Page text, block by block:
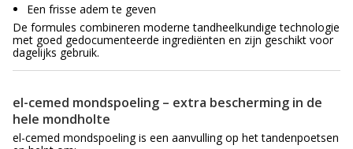
Een frisse adem te geven
De formules combineren moderne tandheelkundige technologie
met goed gedocumenteerde ingrediënten en zijn geschikt voor
dagelijks gebruik.
el-cemed mondspoeling – extra bescherming in de
hele mondholte
el-cemed mondspoeling is een aanvulling op het tandenpoetsen